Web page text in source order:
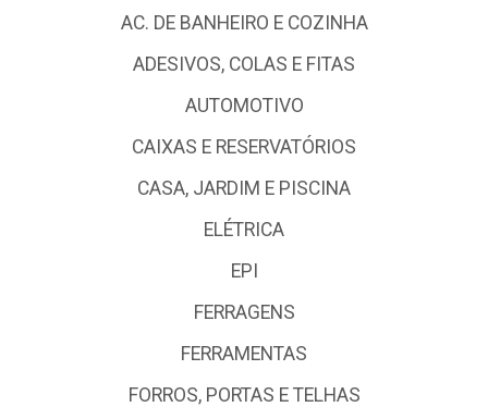
AC. DE BANHEIRO E COZINHA
ADESIVOS, COLAS E FITAS
AUTOMOTIVO
CAIXAS E RESERVATÓRIOS
CASA, JARDIM E PISCINA
ELÉTRICA
EPI
FERRAGENS
FERRAMENTAS
FORROS, PORTAS E TELHAS